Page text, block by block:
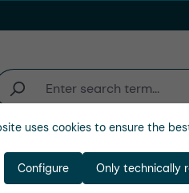
uses cookies to ensure the
Only technically
Configure